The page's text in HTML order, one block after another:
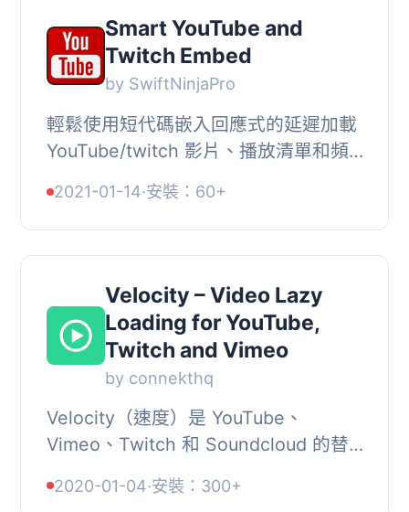
Smart YouTube and
Twitch Embed
by SwiftNinjaPro
輕鬆使用短代碼嵌入回應式的延遲加載
YouTube/twitch 影片、播放清單和頻
還可以添加第二個替代影片。
2021-01-14·安裝：60+
Velocity – Video Lazy
Loading for YouTube,
Twitch and Vimeo
by connekthq
Velocity（速度）是 YouTube、
Vimeo、Twitch 和 Soundcloud 的替
頁面加載，可縮短加載時間，提高網站
2020-01-04·安裝：300+